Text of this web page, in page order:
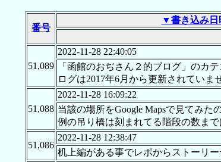
番号
▼書き込み日
51,089
2022-11-28 22:40:05
「函館のおぢさん２的ブログ」のカ
ログは2017年6月から更新されていま
51,088
2022-11-28 16:09:22
当該の場所をGoogle Mapsで見てみた
例の吊り橋は刻まれてる階段の数ま
51,086
2022-11-28 12:38:47
机上編がある事でレポからストーリ